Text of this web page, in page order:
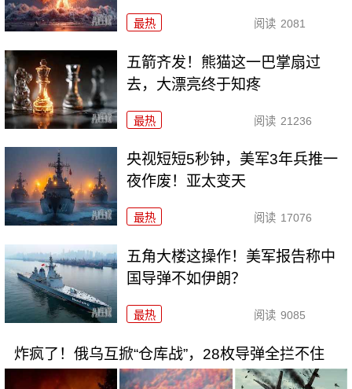
最热 阅读 2081
五箭齐发！熊猫这一巴掌扇过
去，大漂亮终于知疼
最热 阅读 21236
央视短短5秒钟，美军3年兵推一
夜作废！亚太变天
最热 阅读 17076
五角大楼这操作！美军报告称中
国导弹不如伊朗？
最热 阅读 9085
炸疯了！俄乌互掀“仓库战”，28枚导弹全拦不住